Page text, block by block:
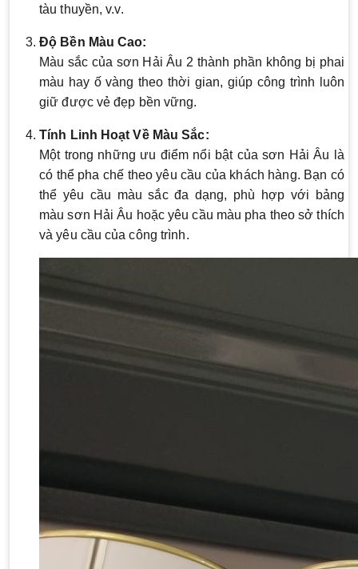
tàu thuyền, v.v.
Độ Bền Màu Cao:
Màu sắc của sơn Hải Âu 2 thành phần không bị phai
màu hay ố vàng theo thời gian, giúp công trình luôn
giữ được vẻ đẹp bền vững.
Tính Linh Hoạt Về Màu Sắc:
Một trong những ưu điểm nổi bật của sơn Hải Âu là
có thể pha chế theo yêu cầu của khách hàng. Bạn có
thể yêu cầu màu sắc đa dạng, phù hợp với bảng
màu sơn Hải Âu hoặc yêu cầu màu pha theo sở thích
và yêu cầu của công trình.